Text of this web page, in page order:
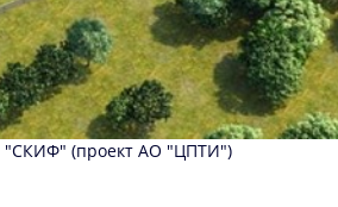
"СКИФ" (проект АО "ЦПТИ")